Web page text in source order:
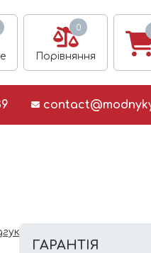
0
Порівняння
ГАРАНТІЯ